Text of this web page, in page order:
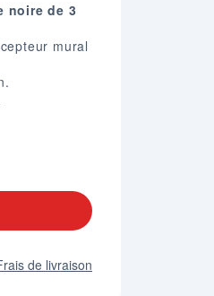
noire de 3
mural
de livraison